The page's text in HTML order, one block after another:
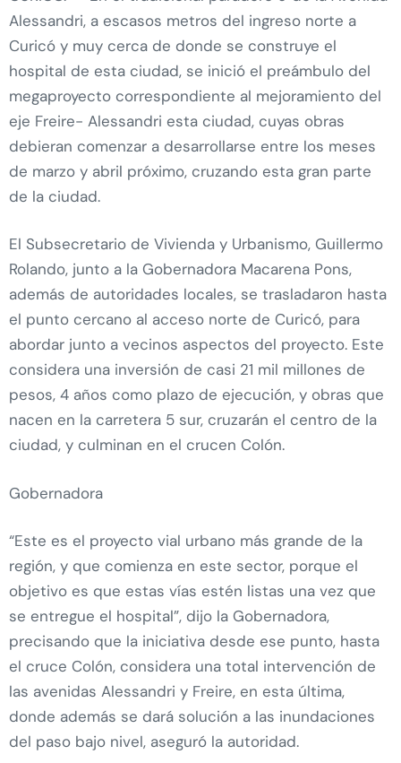
Alessandri, a escasos metros del ingreso norte a
Curicó y muy cerca de donde se construye el
hospital de esta ciudad, se inició el preámbulo del
megaproyecto correspondiente al mejoramiento del
eje Freire- Alessandri esta ciudad, cuyas obras
debieran comenzar a desarrollarse entre los meses
de marzo y abril próximo, cruzando esta gran parte
de la ciudad.
El Subsecretario de Vivienda y Urbanismo, Guillermo
Rolando, junto a la Gobernadora Macarena Pons,
además de autoridades locales, se trasladaron hasta
el punto cercano al acceso norte de Curicó, para
abordar junto a vecinos aspectos del proyecto. Este
considera una inversión de casi 21 mil millones de
pesos, 4 años como plazo de ejecución, y obras que
nacen en la carretera 5 sur, cruzarán el centro de la
ciudad, y culminan en el crucen Colón.
Gobernadora
“Este es el proyecto vial urbano más grande de la
región, y que comienza en este sector, porque el
objetivo es que estas vías estén listas una vez que
se entregue el hospital”, dijo la Gobernadora,
precisando que la iniciativa desde ese punto, hasta
el cruce Colón, considera una total intervención de
las avenidas Alessandri y Freire, en esta última,
donde además se dará solución a las inundaciones
del paso bajo nivel, aseguró la autoridad.